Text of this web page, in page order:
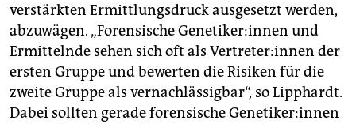
verstärkten Ermittlungsdruck ausgesetzt werden,
abzuwägen. „Forensische Ge­ne­ti­ke­r:in­nen und
Ermittelnde sehen sich oft als Ver­tre­te­r:in­nen der
ersten Gruppe und bewerten die Risiken für die
zweite Gruppe als vernachlässigbar“, so Lipphardt.
Dabei sollten gerade forensische Ge­ne­ti­ke­r:in­nen